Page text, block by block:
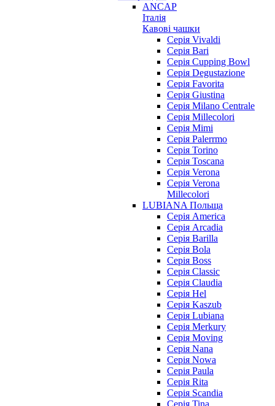
ANCAP
Італія
Кавові чашки
Cерія Vivaldi
Серія Bari
Серія Cupping Bowl
Серія Degustazione
Серія Favorita
Серія Giustina
Серія Milano Centrale
Серія Millecolori
Серія Mimi
Серія Palerrmo
Серія Torino
Серія Toscana
Серія Verona
Серія Verona
Millecolori
LUBIANA Польща
Серія America
Серія Arcadia
Серія Barilla
Серія Bola
Серія Boss
Серія Classic
Серія Claudia
Серія Hel
Серія Kaszub
Серія Lubiana
Серія Merkury
Серія Moving
Серія Nana
Серія Nowa
Серія Paula
Серія Rita
Серія Scandia